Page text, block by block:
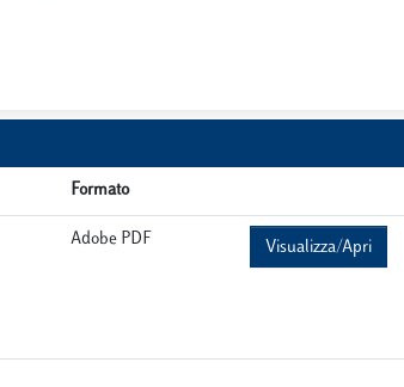
Formato
Adobe PDF Visualizza/Apri